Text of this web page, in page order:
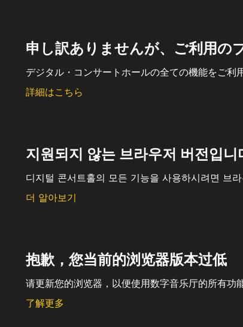
申し訳ありませんが、ご利用の
デジタル・コンサートホールの全ての機能をご利
詳細はこちら
지원되지 않는 브라우저 버전입니
디지털 콘서트홀의 모든 기능을 사용하시려면 브
더 알아보기
抱歉，您当前的浏览器版本过低
请更新您的浏览器，以便使用数字音乐厅的所有功能
了解更多